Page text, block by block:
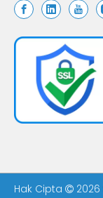
Hak Cipta  2026